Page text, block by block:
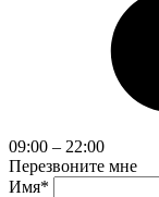
09:00 – 22:00
Перезвоните мне
Имя*